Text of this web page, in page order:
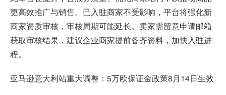
更高效推广与销售。已入驻商家不受影响，平台将强化新
商家资质审核，审核周期可能延长。卖家需留意申请邮箱
获取审核结果，建议企业商家提前备齐资料，加快入驻进
程。
亚马逊意大利站重大调整：5万欧保证金政策8月14日生效